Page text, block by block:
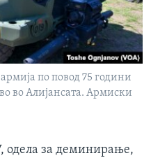
по повод 75 години
во Алијансата. Армиски
одела за деминирање,